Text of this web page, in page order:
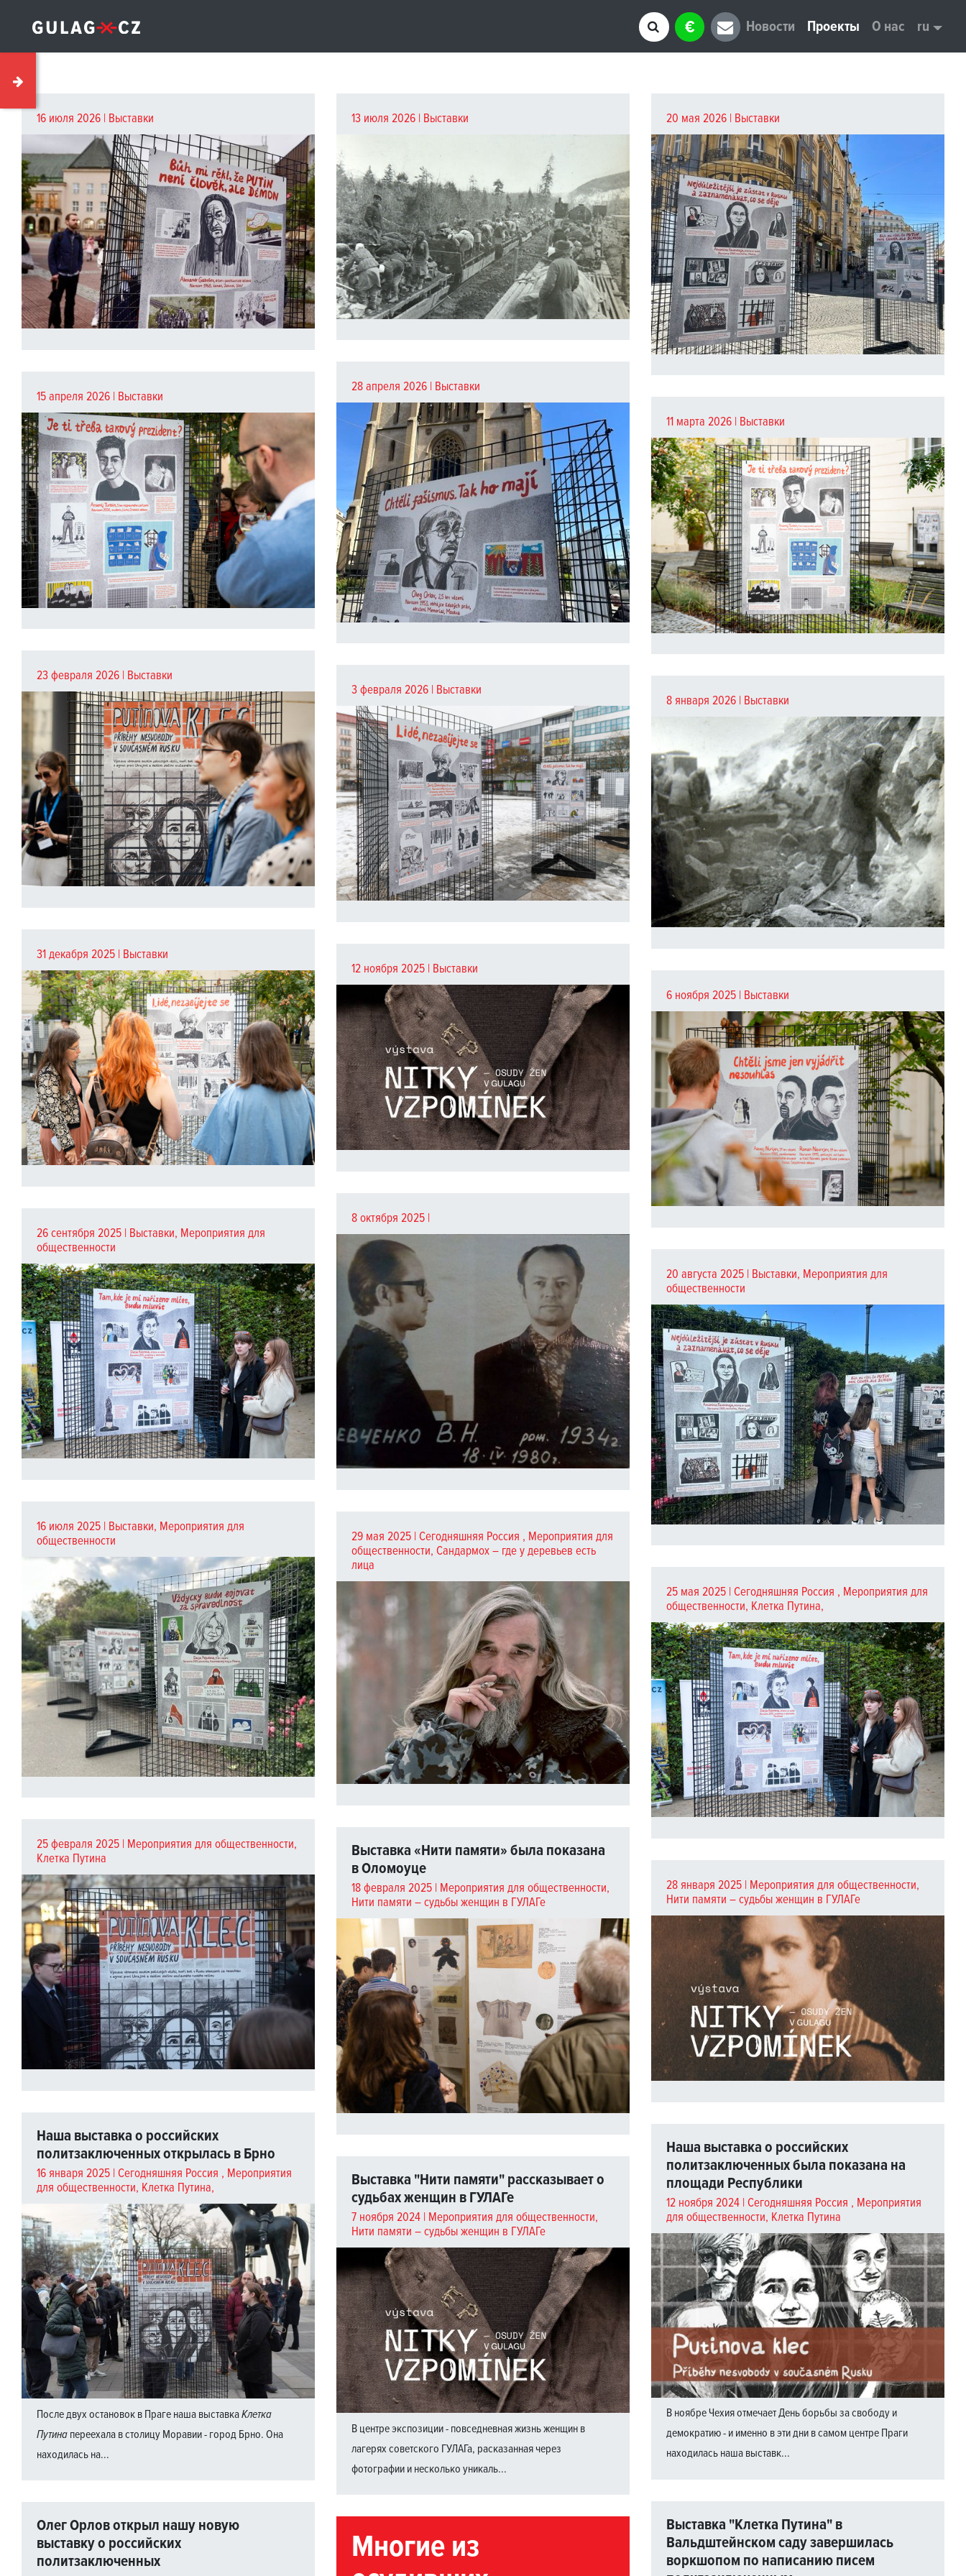
€ Новости Проекты О нас ru
16 июля 2026 | Выставки 13 июля 2026 | Выставки 20 мая 2026 | Выставки
28 апреля 2026 | Выставки
15 апреля 2026 | Выставки
11 марта 2026 | Выставки
23 февраля 2026 | Выставки
3 февраля 2026 | Выставки
8 января 2026 | Выставки
31 декабря 2025 | Выставки
12 ноября 2025 | Выставки
6 ноября 2025 | Выставки
8 октября 2025 |
26 сентября 2025 | Выставки, Мероприятия для
общественности
20 августа 2025 | Выставки, Мероприятия для
общественности
16 июля 2025 | Выставки, Мероприятия для
общественности
29 мая 2025 |Сегодняшняя Россия , Мероприятия для
общественности,Сандармох – где у деревьев есть
лица
25 мая 2025 |Сегодняшняя Россия , Мероприятия для
общественности, Клетка Путина,
25 февраля 2025 | Мероприятия для общественности,
Клетка Путина
Выставка «Нити памяти» была показана
в Оломоуце
18 февраля 2025 | Мероприятия для общественности,
Нити памяти – судьбы женщин в ГУЛАГе
28 января 2025 | Мероприятия для общественности,
Нити памяти – судьбы женщин в ГУЛАГе
Наша выставка о российских
политзаключенных открылась в Брно
16 января 2025 |Сегодняшняя Россия , Мероприятия
для общественности, Клетка Путина,
После двух остановок в Праге наша выставкаКлетка
Путинапереехала в столицу Моравии - город Брно. Она
находилась на...
Наша выставка о российских
политзаключенных была показана на
площади Республики
12 ноября 2024 |Сегодняшняя Россия , Мероприятия
для общественности, Клетка Путина
В ноябре Чехия отмечает День борьбы за свободу и
демократию - и именно в эти дни в самом центре Праги
находилась наша выставк...
Выставка "Нити памяти" рассказывает о
судьбах женщин в ГУЛАГе
7 ноября 2024 | Мероприятия для общественности,
Нити памяти – судьбы женщин в ГУЛАГе
В центре экспозиции - повседневная жизнь женщин в
лагерях советского ГУЛАГа, расказанная через
фотографии и несколько уникаль...
Выставка "Клетка Путина" в
Вальдштейнском саду завершилась
воркшопом по написанию писем
Олег Орлов открыл нашу новую
выставку о российских
политзаключенных
Многие из